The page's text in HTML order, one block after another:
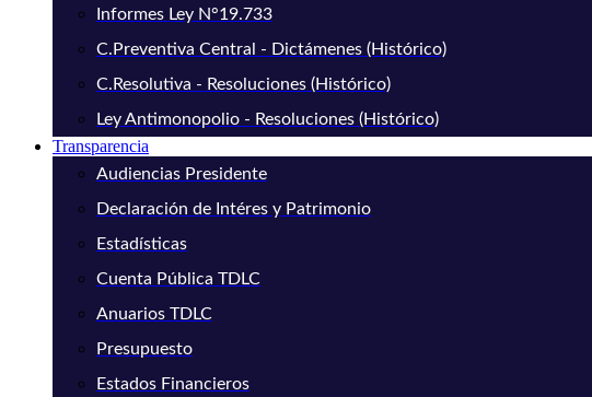
Informes Ley N°19.733
C.Preventiva Central - Dictámenes (Histórico)
C.Resolutiva - Resoluciones (Histórico)
Ley Antimonopolio - Resoluciones (Histórico)
Transparencia
Audiencias Presidente
Declaración de Intéres y Patrimonio
Estadísticas
Cuenta Pública TDLC
Anuarios TDLC
Presupuesto
Estados Financieros